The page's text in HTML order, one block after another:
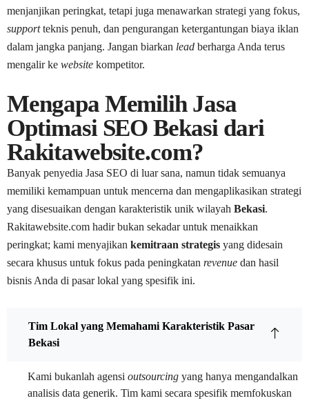
menjanjikan peringkat, tetapi juga menawarkan strategi yang fokus,
supportteknis penuh, dan pengurangan ketergantungan biaya iklan
dalam jangka panjang. Jangan biarkan lead berharga Anda terus
mengalir ke website kompetitor.
Mengapa Memilih Jasa
Optimasi SEO Bekasi dari
Rakitawebsite.com?
Banyak penyedia Jasa SEO di luar sana, namun tidak semuanya
memiliki kemampuan untuk mencerna dan mengaplikasikan strategi
yang disesuaikan dengan karakteristik unik wilayah Bekasi.
Rakitawebsite.com hadir bukan sekadar untuk menaikkan
peringkat; kami menyajikan kemitraan strategis yang didesain
secara khusus untuk fokus pada peningkatan revenue dan hasil
bisnis Anda di pasar lokal yang spesifik ini.
Tim Lokal yang Memahami Karakteristik Pasar
Bekasi
Kami bukanlah agensi outsourcing yang hanya mengandalkan
analisis data generik. Tim kami secara spesifik memfokuskan